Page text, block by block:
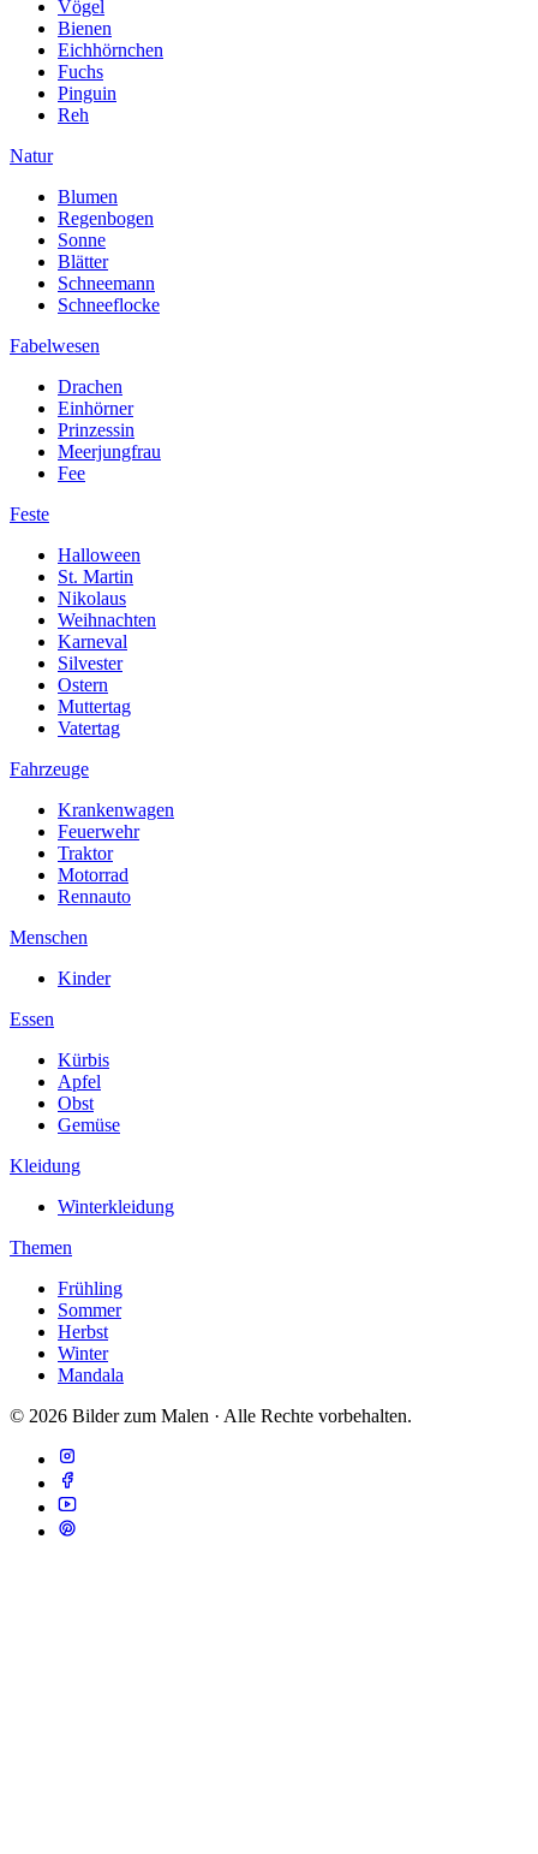
Vögel
Bienen
Eichhörnchen
Fuchs
Pinguin
Reh
Natur
Blumen
Regenbogen
Sonne
Blätter
Schneemann
Schneeflocke
Fabelwesen
Drachen
Einhörner
Prinzessin
Meerjungfrau
Fee
Feste
Halloween
St. Martin
Nikolaus
Weihnachten
Karneval
Silvester
Ostern
Muttertag
Vatertag
Fahrzeuge
Krankenwagen
Feuerwehr
Traktor
Motorrad
Rennauto
Menschen
Kinder
Essen
Kürbis
Apfel
Obst
Gemüse
Kleidung
Winterkleidung
Themen
Frühling
Sommer
Herbst
Winter
Mandala
© 2026 Bilder zum Malen · Alle Rechte vorbehalten.